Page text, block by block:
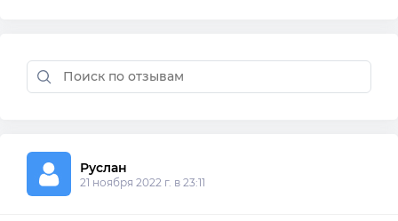
Руслан
21 ноября 2022 г. в 23:11